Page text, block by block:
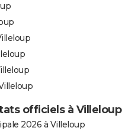
officiels à Villeloup
2026 à Villeloup